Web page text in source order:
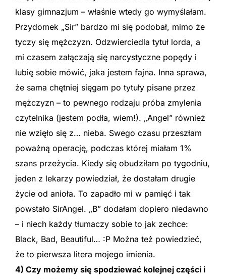
klasy gimnazjum – właśnie wtedy go wymyślałam.
Przydomek „Sir” bardzo mi się podobał, mimo że
tyczy się mężczyzn. Odzwierciedla tytuł lorda, a
mi czasem załączają się narcystyczne popędy i
lubię sobie mówić, jaka jestem fajna. Inna sprawa,
że sama chętniej sięgam po tytuły pisane przez
mężczyzn – to pewnego rodzaju próba zmylenia
czytelnika (jestem podła, wiem!). „Angel” również
nie wzięło się z… nieba. Swego czasu przeszłam
poważną operację, podczas której miałam 1%
szans przeżycia. Kiedy się obudziłam po tygodniu,
jeden z lekarzy powiedział, że dostałam drugie
życie od anioła. To zapadło mi w pamięć i tak
powstało SirAngel. „B” dodałam dopiero niedawno
– i niech każdy tłumaczy sobie to jak zechce:
Black, Bad, Beautiful… :P Można też powiedzieć,
że to pierwsza litera mojego imienia.
4) Czy możemy się spodziewać kolejnej części i